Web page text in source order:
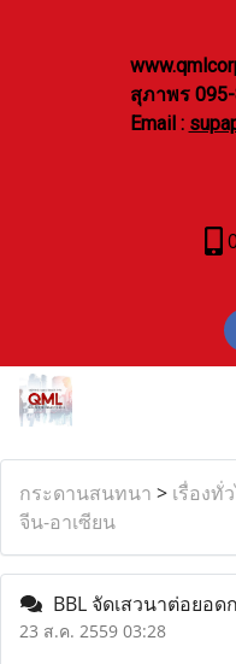
สุภาพร
Email :
กระดานสนทนา > เรื่องทั่
จีน-อาเซียน
BBL จัดเสวนาต่อยอ
23 ส.ค. 2559 03:28